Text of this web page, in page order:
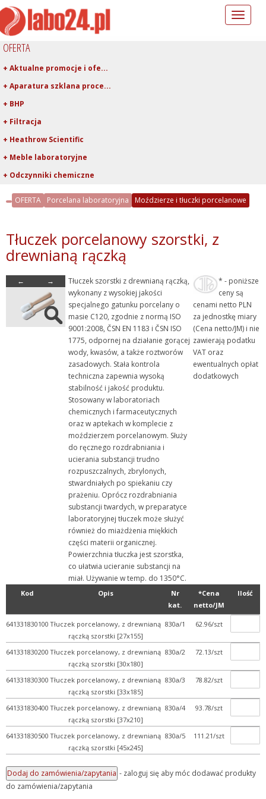
Toggle
OFERTA
+ Aktualne promocje i ofe...
+ Aparatura szklana proce...
+ BHP
+ Filtracja
+ Heathrow Scientific
+ Meble laboratoryjne
+ Odczynniki chemiczne
+ Pipetowanie i dawkowani...
+ Plastiki laboratoryjne
+ Zlewki i naczynia porc...
+ Lejki porcelanowe
+ Łódeczki do spalań i...
+ Łyżki, łyżeczko-szp...
- Moździerze i tłuczki ...
+ Parownice porcelanowe
+ Pozostałe wyroby porce...
+ Tygle i pokrywy porcela...
+ Wkłady porcelanowe do ...
+ Rury, pręty, kapilary ...
+ Szkło kwarcowe
+ Szkło laboratoryjne
+ Termometry / Areometry
+ Urządzenia laboratoryj...
+ WPL - produkcja
+ Wyroby metalowe
+ Wyroby z gumy, drewna, ...
+ Z przymrużeniem oka
OFERTA Porcelana laboratoryjna Moździerze i tłuczki porcelanowe
Tłuczek porcelanowy szorstki, z
drewnianą rączką
← →
Tłuczek szorstki z drewnianą rączką,
wykonany z wysokiej jakości
specjalnego gatunku porcelany o
masie C120, zgodnie z normą ISO
9001:2008, ČSN EN 1183 i ČSN ISO
1775, odpornej na działanie gorącej
wody, kwasów, a także roztworów
zasadowych. Stała kontrola
techniczna zapewnia wysoką
stabilność i jakość produktu.
Stosowany w laboratoriach
chemicznych i farmaceutycznych
oraz w aptekach w komplecie z
moździerzem porcelanowym. Służy
do ręcznego rozdrabniania i
ucierania substancji trudno
rozpuszczalnych, zbrylonych,
stwardniałych po spiekaniu czy
prażeniu. Oprócz rozdrabniania
substancji twardych, w preparatyce
laboratoryjnej tłuczek może służyć
również do miażdżenia miękkich
części materii organicznej.
Powierzchnia tłuczka jest szorstka,
co ułatwia ucieranie substancji na
miał. Używanie w temp. do 1350°C.
* - poniższe
ceny są
cenami netto PLN
za jednostkę miary
(Cena netto/JM) i nie
zawierają podatku
VAT oraz
ewentualnych opłat
dodatkowych
Kod Opis
Nr
kat.
*Cena
netto/JM
Ilość
641331830100 Tłuczek porcelanowy, z drewnianą
rączką szorstki [27x155]
830a/1 62.96/szt
641331830200 Tłuczek porcelanowy, z drewnianą
rączką szorstki [30x180]
830a/2 72.13/szt
641331830300 Tłuczek porcelanowy, z drewnianą
rączką szorstki [33x185]
830a/3 78.82/szt
641331830400 Tłuczek porcelanowy, z drewnianą
rączką szorstki [37x210]
830a/4 93.78/szt
641331830500 Tłuczek porcelanowy, z drewnianą
rączką szorstki [45x245]
830a/5 111.21/szt
- zaloguj się aby móc dodawać produkty
do zamówienia/zapytania